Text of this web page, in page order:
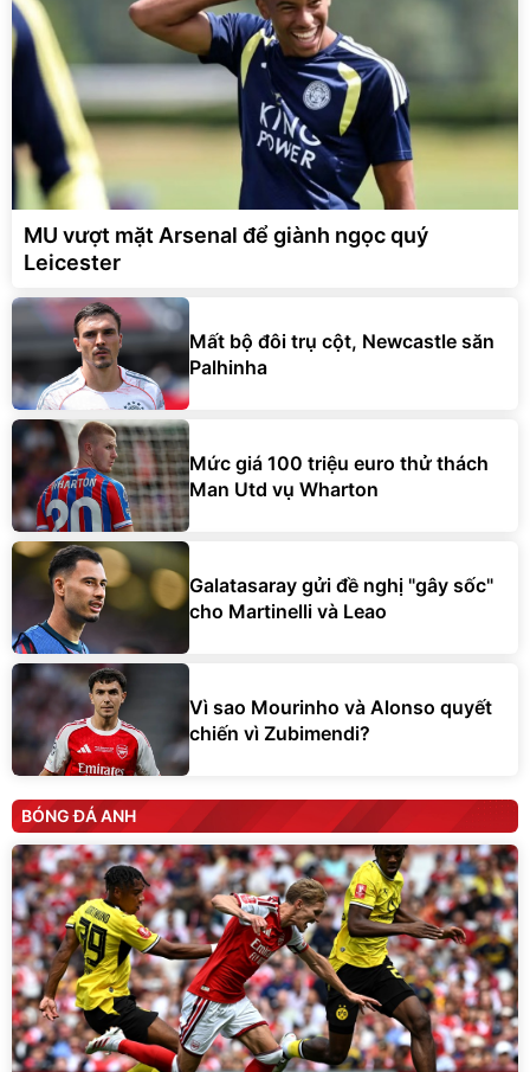
MU vượt mặt Arsenal để giành ngọc quý
Leicester
Mất bộ đôi trụ cột, Newcastle săn
Palhinha
Mức giá 100 triệu euro thử thách
Man Utd vụ Wharton
Galatasaray gửi đề nghị "gây sốc"
cho Martinelli và Leao
Vì sao Mourinho và Alonso quyết
chiến vì Zubimendi?
BÓNG ĐÁ ANH